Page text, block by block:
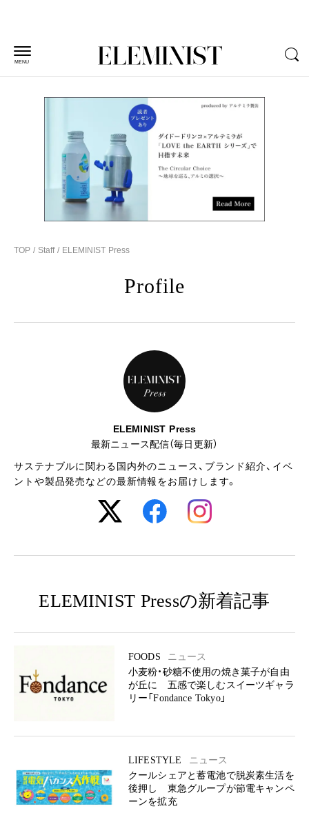
MENU
TOP Staff ELEMINIST Press
Profile
ELEMINIST Press
最新ニュース配信（毎日更新）
サステナブルに関わる国内外のニュース、ブランド紹介、イベ
ントや製品発売などの最新情報をお届けします。
ELEMINIST Pressの新着記事
FOODS
ニュース
小麦粉・砂糖不使用の焼き菓子が自由
が丘に 五感で楽しむスイーツギャラ
リー「Fondance Tokyo」
LIFESTYLE
ニュース
クールシェアと蓄電池で脱炭素生活を
後押し 東急グループが節電キャンペ
ーンを拡充